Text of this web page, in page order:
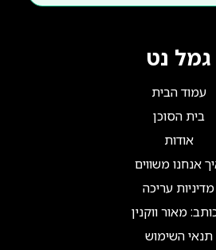
גמל נט
עמוד הבית
בית הסוכן
אודות
אנחנו משווים
מדיניות עריכה
מאור ווקנין
תנאי השימוש